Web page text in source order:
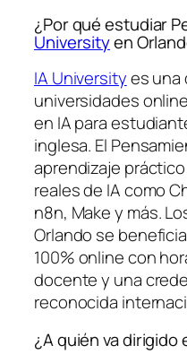
¿Por qué estudiar
Universityen
IA Universityes una
universidades
en IA para
inglesa. El
aprendizaje
reales de IA como
n8n, Make y más.
Orlando se
100% online con
docente y una
reconocida
¿A quién va dirigido